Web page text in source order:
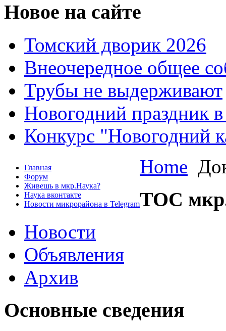
Новое на сайте
Томский дворик 2026
Внеочередное общее
Трубы не выдерживают
Новогодний праздник
Конкурс "Новогодний
Главная
Форум
Живешь в мкр.Наука?
Наука вконтакте
Новости микрорайона в Telegram
Home
ТОС
Новости
Объявления
Архив
Основные сведения